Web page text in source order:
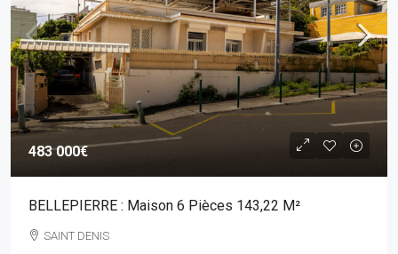
483 000€
BELLEPIERRE : Maison 6 Pièces 143,22 M²
SAINT DENIS